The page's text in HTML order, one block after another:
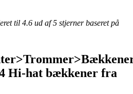
til 4.6 ud af 5 stjerner baseret på
Hi-hat bækkener fra